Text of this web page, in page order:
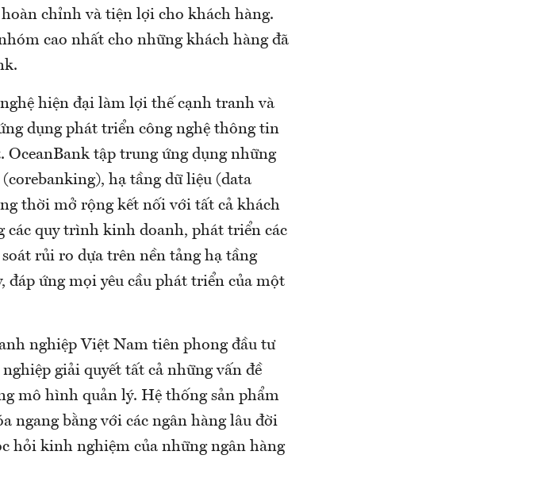
chỉnh và tiện lợi cho khách hàng.
cao nhất cho những khách hàng đã
hiện đại làm lợi thế cạnh tranh và
dụng phát triển công nghệ thông tin
tập trung ứng dụng những
hạ tầng dữ liệu (data
thời mở rộng kết nối với tất cả khách
các quy trình kinh doanh, phát triển các
rủi ro dựa trên nền tảng hạ tầng
đáp ứng mọi yêu cầu phát triển của một
nghiệp Việt Nam tiên phong đầu tư
giải quyết tất cả những vấn đề
mô hình quản lý. Hệ thống sản phẩm
ngang bằng với các ngân hàng lâu đời
hỏi kinh nghiệm của những ngân hàng